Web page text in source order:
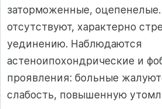
заторможенные,
отсутствуют, характерно
уединению. Наблюдаются
астеноипохондрические и
проявления: больные
слабость, повышенную